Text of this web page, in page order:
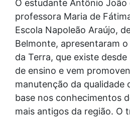
O estudante Antônio João
professora Maria de
Escola Napoleão Araújo,
Belmonte, apresentaram
da Terra, que existe
de ensino e vem
manutenção da qualidade
base nos conhecimentos
mais antigos da região. O